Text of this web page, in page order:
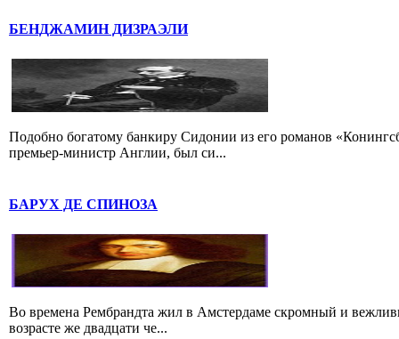
БЕНДЖАМИН ДИЗРАЭЛИ
Подобно богатому банкиру Сидонии из его романов
премьер-министр Англии, был си...
БАРУХ ДЕ СПИНОЗА
Во времена Рембрандта жил в Амстердаме скромный и
возрасте же двадцати че...